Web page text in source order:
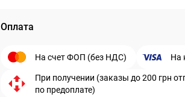
Оплата
На счет ФОП (без НДС) На
При получении (заказы до 200 грн
по предоплате)